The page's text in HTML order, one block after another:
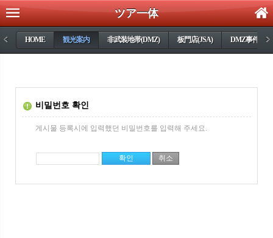
ツア一体
< HOME 観光案内 非武装地帯(DMZ) 板門店(JSA) DMZ事件 >
비밀번호 확인
게시물 등록시에 입력했던 비밀번호를 입력해 주세요.